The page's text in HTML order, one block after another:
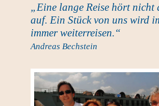
„Eine lange Reise hört nicht
auf. Ein Stück von uns wird
immer weiterreisen.“
Andreas Bechstein